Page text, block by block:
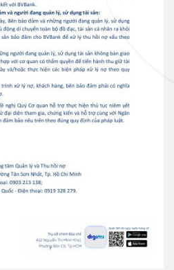
Thẻ tín dụng
Thẻ tín dụng BVBank JCB Cheer
Thẻ tín dụng
Thẻ tín dụng BVBank JCB Sense